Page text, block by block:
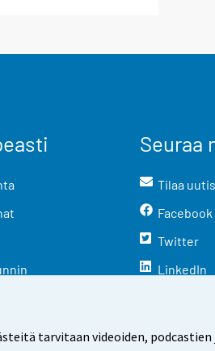
tarvitaan videoiden,
Seuraa
Tilaa
Facebook
Twitter
LinkedIn